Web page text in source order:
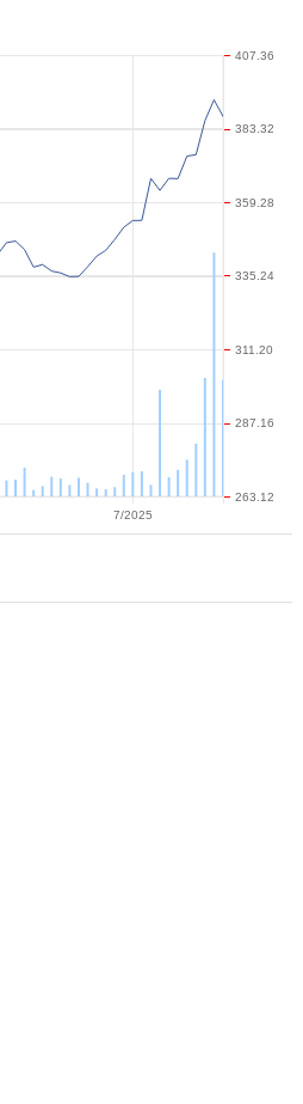
7/2025
263.12
287.16
311.20
335.24
359.28
383.32
407.36